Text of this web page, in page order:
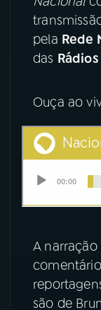
Instagram
TikTok
pela Rede
das Rádios
Ouça ao
A narração
são de